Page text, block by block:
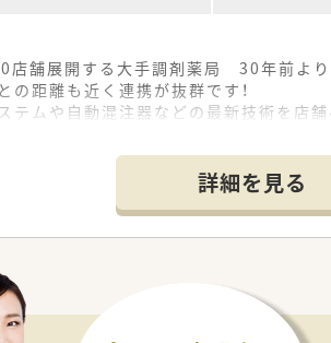
舗展開する大手調剤薬局 30年前より
の距離も近く連携が抜群です！
ムや自動混注器などの最新技術を店舗
日以上、有給取得推奨！産休育休から復
詳細を見る